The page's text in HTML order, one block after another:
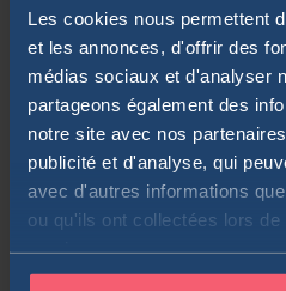
Les cookies nous permettent
et les annonces, d'offrir des
médias sociaux et d'analyser
partageons également des
notre site avec nos
publicité et d'analyse, qui
avec d'autres informations
ou qu'ils ont collectées lors
Investissement
stratégie choisir ?
par Le Trader du Dimanche
Pendant que certains jouent la
pierre, d’autres misent sur la
D’un côté, des loyers réguliers